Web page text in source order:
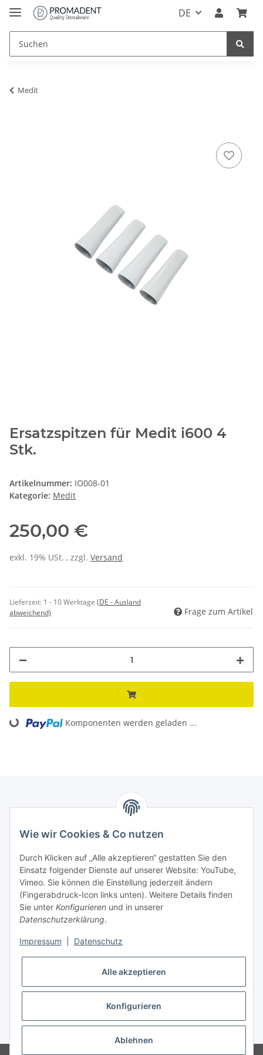
DE
Medit
Ersatzspitzen für Medit i600 4
Stk.
Artikelnummer: IO008-01
Kategorie: Medit
250,00 €
exkl. 19% USt. , zzgl. Versand
Lieferzeit: 1 - 10 Werktage (DE - Ausland
abweichend)
Frage zum Artikel
Loading... Komponenten werden geladen ...
PROMADENT UG
Im Nordfeld 13
29336 Nienhagen
info@promadent.de
+49 (0) 5144 / 6980 - 200
* Alle Preise zzgl. gesetzlicher USt., zzgl.Versand
Wie wir Cookies & Co nutzen
Durch Klicken auf „Alle akzeptieren“ gestatten Sie den
Einsatz folgender Dienste auf unserer Website: YouTube,
Vimeo. Sie können die Einstellung jederzeit ändern
(Fingerabdruck-Icon links unten). Weitere Details finden
Sie unter Konfigurieren und in unserer
Datenschutzerklärung.
Impressum Datenschutz
Alle akzeptieren
Konfigurieren
Ablehnen